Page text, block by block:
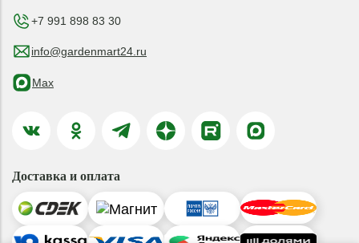
+7 991 898 83 30
info@gardenmart24.ru
Max
Доставка и оплата